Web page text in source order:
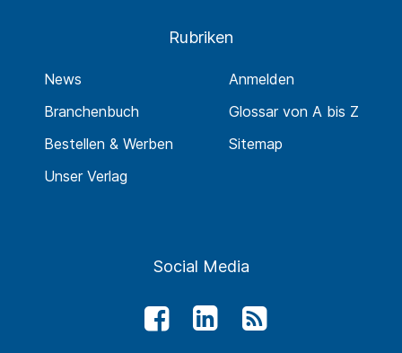
Rubriken
News
Branchenbuch
Bestellen & Werben
Unser Verlag
Anmelden
Glossar von A bis Z
Sitemap
Social Media